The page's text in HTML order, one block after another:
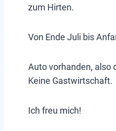
zum Hirten.
Von Ende Juli bis
Auto vorhanden, also
Keine Gastwirtschaft.
Ich freu mich!